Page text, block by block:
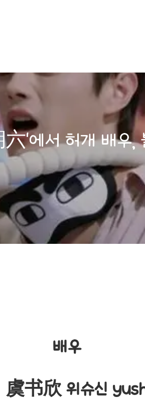
'에서 허개 배우,
배우
虞书欣 위슈신